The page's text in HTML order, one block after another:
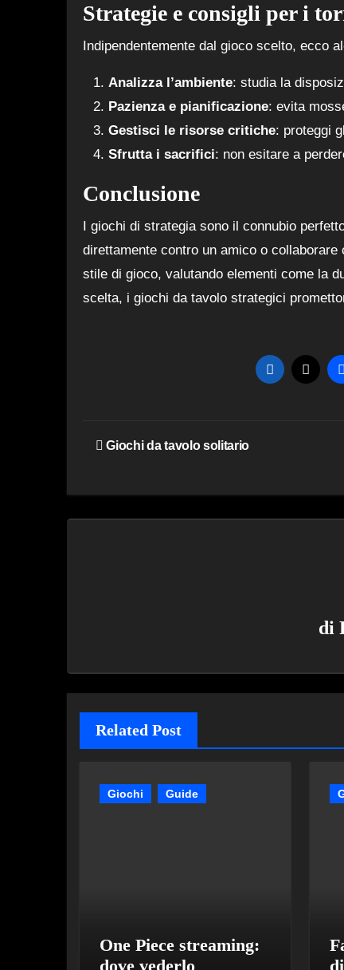
Strategie e consigli per i
Indipendentemente dal gioco scelto, ecco
Analizza l’ambiente: studia la
Pazienza e pianificazione: evita
Gestisci le risorse critiche: proteggi
Sfrutta i sacrifici: non esitare a
Conclusione
I giochi di strategia sono il connubio
direttamente contro un amico o
stile di gioco, valutando elementi come la
scelta, i giochi da tavolo strategici
Navigazione
Giochi da tavolo solitario
di
Related Post
Giochi Guide
One Piece streaming:
dove vederlo